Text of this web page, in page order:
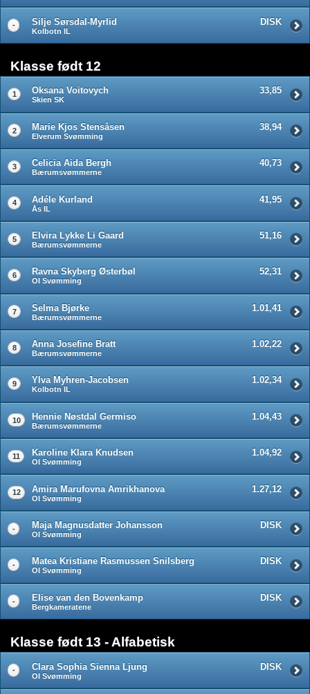
- Silje Sørsdal-Myrlid
Kolbotn IL
DISK
Klasse født 12
1 Oksana Voitovych
Skien SK
33,85
2 Marie Kjos Stensåsen
Elverum Svømming
38,94
3 Celicia Aida Bergh
Bærumsvømmerne
40,73
4 Adéle Kurland
Ås IL
41,95
5 Elvira Lykke Li Gaard
Bærumsvømmerne
51,16
6 Ravna Skyberg Østerbøl
OI Svømming
52,31
7 Selma Bjørke
Bærumsvømmerne
1.01,41
8 Anna Josefine Bratt
Bærumsvømmerne
1.02,22
9 Ylva Myhren-Jacobsen
Kolbotn IL
1.02,34
10 Hennie Nøstdal Germiso
Bærumsvømmerne
1.04,43
11 Karoline Klara Knudsen
OI Svømming
1.04,92
12 Amira Marufovna Amrikhanova
OI Svømming
1.27,12
- Maja Magnusdatter Johansson
OI Svømming
DISK
- Matea Kristiane Rasmussen Snilsberg
OI Svømming
DISK
- Elise van den Bovenkamp
Bergkameratene
DISK
Klasse født 13 - Alfabetisk
- Clara Sophia Sienna Ljung
OI Svømming
DISK